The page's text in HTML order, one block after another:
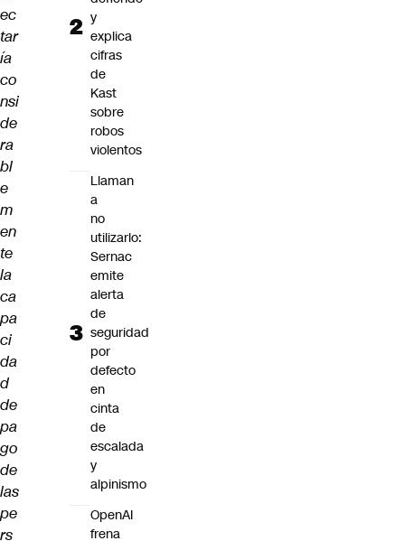
ec
tar
ía
co
nsi
de
ra
bl
e
m
en
te
la
ca
pa
ci
da
d
de
pa
go
de
las
pe
rs
y
explica
cifras
de
Kast
sobre
robos
violentos
Llaman
a
no
utilizarlo:
Sernac
emite
alerta
de
seguridad
por
defecto
en
cinta
de
escalada
y
alpinismo
OpenAI
frena